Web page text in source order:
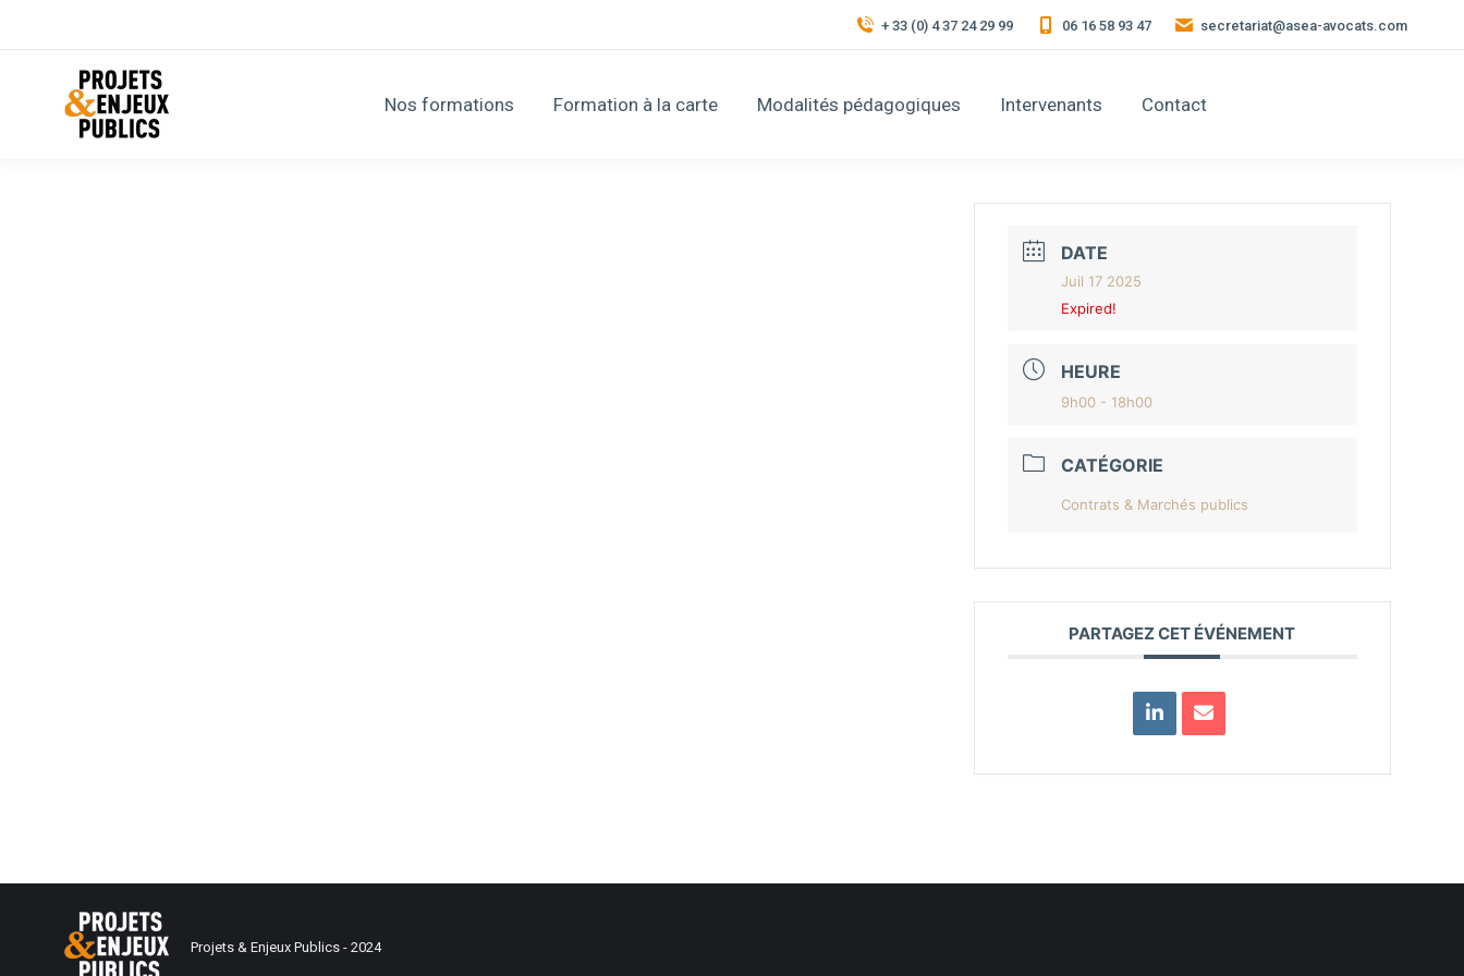
+ 33 (0) 4 37 24 29 99 06 16 58 93 47 secretariat@asea-avocats.com
Nos formations Formation à la carte Modalités pédagogiques Intervenants Contact
DATE
Juil 17 2025
Expired!
HEURE
9h00 - 18h00
CATÉGORIE
Contrats & Marchés publics
PARTAGEZ CET ÉVÉNEMENT
Projets & Enjeux Publics - 2024